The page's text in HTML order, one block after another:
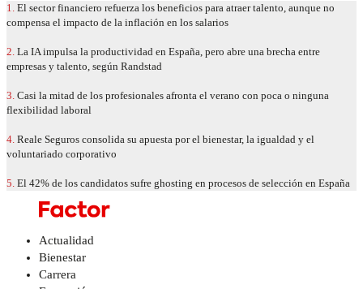
1. El sector financiero refuerza los beneficios para atraer talento, aunque no
compensa el impacto de la inflación en los salarios
2. La IA impulsa la productividad en España, pero abre una brecha entre
empresas y talento, según Randstad
3. Casi la mitad de los profesionales afronta el verano con poca o ninguna
flexibilidad laboral
4. Reale Seguros consolida su apuesta por el bienestar, la igualdad y el
voluntariado corporativo
5. El 42% de los candidatos sufre ghosting en procesos de selección en España
Actualidad
Bienestar
Carrera